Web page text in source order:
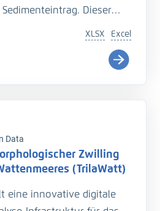
Dieser
die Schiffbarkeit des
Hinterlandes führt. Das
„Zukunft Eider“ wurde
zu leisten, welche
der
Excel
XLSX
Data
Zwilling
(TrilaWatt)
eine innovative digitale